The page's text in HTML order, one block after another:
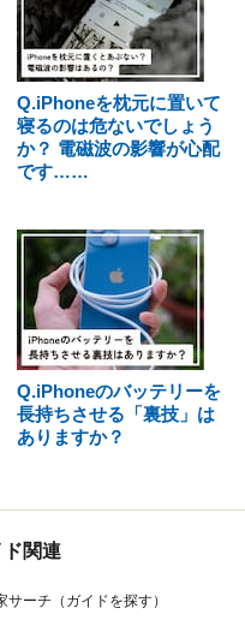
Q.iPhoneを枕元に置いて
寝るのは危ないでしょう
か？ 電磁波の影響が心配
です……
Q.iPhoneのバッテリーを
長持ちさせる「裏技」は
ありますか？
ド関連
サーチ（ガイドを探す）